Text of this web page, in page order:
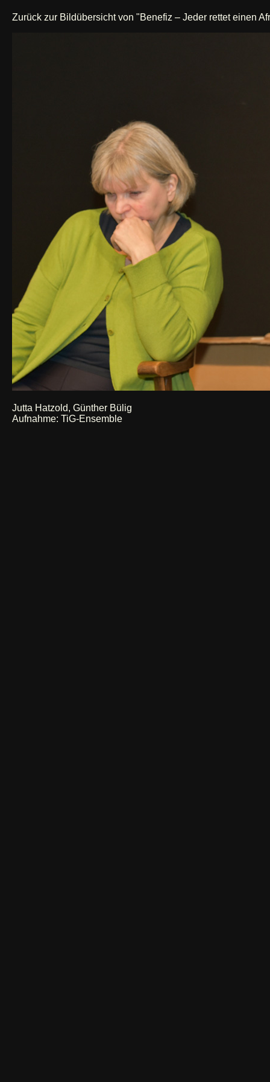
Zurück zur Bildübersicht von "Benefiz – Jeder rettet einen
Jutta Hatzold, Günther Bülig
Aufnahme: TiG-Ensemble